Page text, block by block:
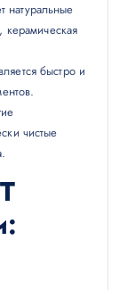
натуральные
керамическая
быстро и
чистые
: